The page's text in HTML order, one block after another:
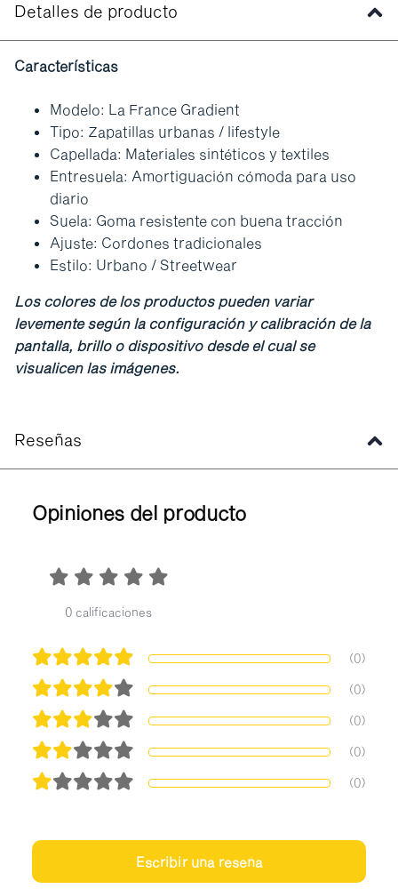
Detalles de producto
Características
Modelo: La France Gradient
Tipo: Zapatillas urbanas / lifestyle
Capellada: Materiales sintéticos y textiles
Entresuela: Amortiguación cómoda para uso
diario
Suela: Goma resistente con buena tracción
Ajuste: Cordones tradicionales
Estilo: Urbano / Streetwear
Los colores de los productos pueden variar
levemente según la configuración y calibración de la
pantalla, brillo o dispositivo desde el cual se
visualicen las imágenes.
Reseñas
Opiniones del producto
0 calificaciones
(0)
(0)
(0)
(0)
(0)
Escribir una reseña